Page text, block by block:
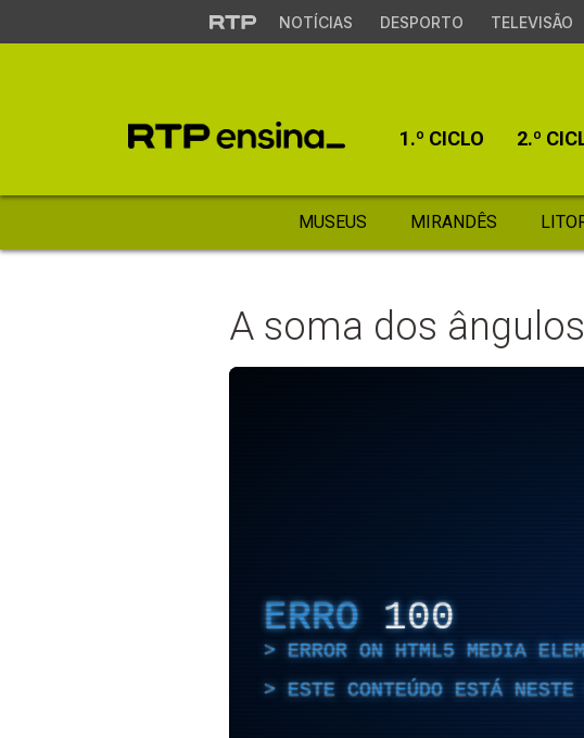
NOTÍCIAS DESPORTO TELEVISÃO
1.º CICLO 2.º
MUSEUS MIRANDÊS
A soma dos
ERRO 100
ERROR ON HTML5 MEDIA
ESTE CONTEÚDO ESTÁ